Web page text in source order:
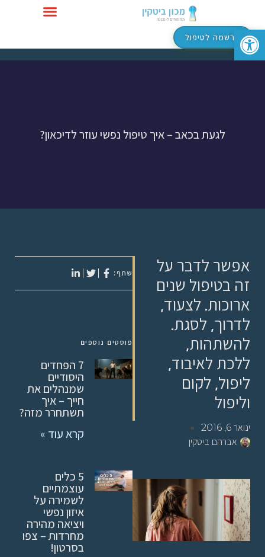
פתח סרגל נגישותהרשמה לטיפול
לגעת בכאב – איך טיפול נפשי עוזר לדיכאון?
אפשר לדבר על
זה בטיפול שנים
ארוכות. לצעוד,
לדרוך, לסגת.
להשתהות,
ללכת לאיבוד,
ליפול, לקום
וליפול
ינואר 6, 2016
אברהם ביטקין
שתף:
פוסטים נוספים
7 הפחדים
היסודיים
שמנהלים את
חייך – איך
תשתחרר מזה?
קרא עוד »
5 כלים
עוצמתיים
לשמירה על
איזון נפשי
ויציאה מהירה
מחרדות – צפו
בסרטון!